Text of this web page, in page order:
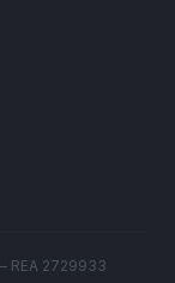
REA 2729933